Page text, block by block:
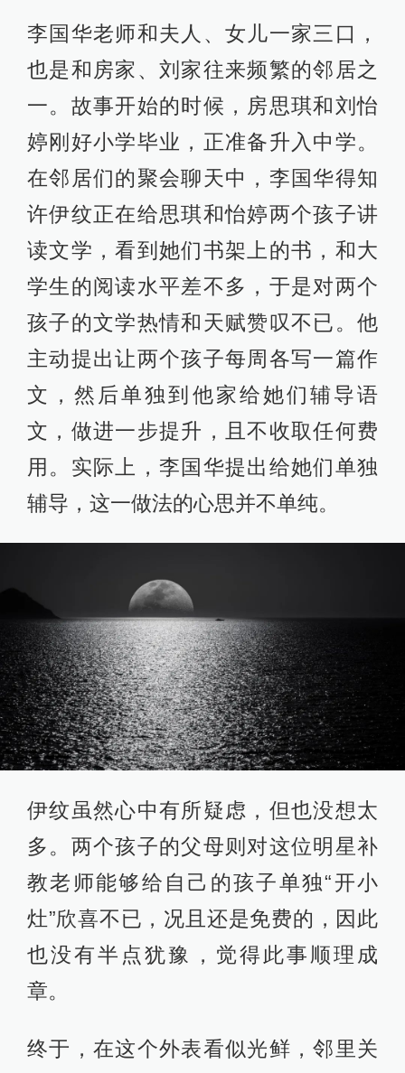
李国华老师和夫人、女儿一家三口，
也是和房家、刘家往来频繁的邻居之
一。故事开始的时候，房思琪和刘怡
婷刚好小学毕业，正准备升入中学。
在邻居们的聚会聊天中，李国华得知
许伊纹正在给思琪和怡婷两个孩子讲
读文学，看到她们书架上的书，和大
学生的阅读水平差不多，于是对两个
孩子的文学热情和天赋赞叹不已。他
主动提出让两个孩子每周各写一篇作
文，然后单独到他家给她们辅导语
文，做进一步提升，且不收取任何费
用。实际上，李国华提出给她们单独
辅导，这一做法的心思并不单纯。
伊纹虽然心中有所疑虑，但也没想太
多。两个孩子的父母则对这位明星补
教老师能够给自己的孩子单独“开小
灶”欣喜不已，况且还是免费的，因此
也没有半点犹豫，觉得此事顺理成
章。
终于，在这个外表看似光鲜，邻里关